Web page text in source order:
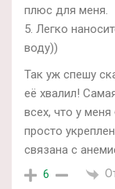
плюс для меня.
5. Легко
воду))
Так уж спешу
её хвалил!
всех, что у
просто
связана с
6